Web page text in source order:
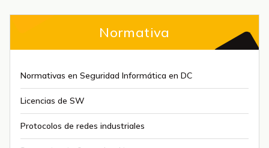
Normativa
Normativas en Seguridad Informática en DC
Licencias de SW
Protocolos de redes industriales